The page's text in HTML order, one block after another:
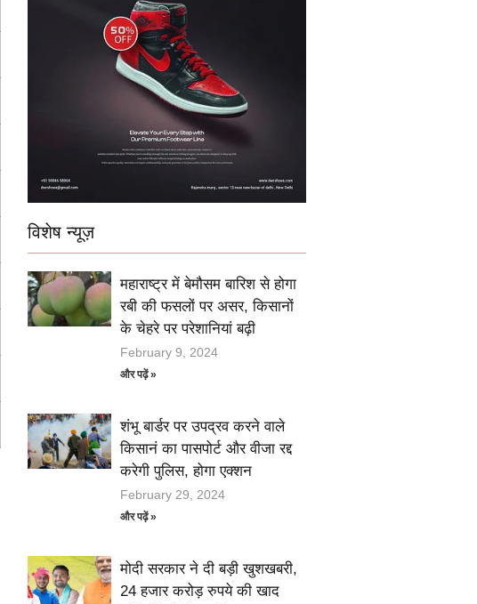
विशेष न्यूज़
महाराष्ट्र में बेमौसम बारिश से होगा
रबी की फसलों पर असर, किसानों
के चेहरे पर परेशानियां बढ़ी
February 9, 2024
और पढ़ें »
शंभू बार्डर पर उपद्रव करने वाले
किसानं का पासपोर्ट और वीजा रद्द
करेगी पुलिस, होगा एक्शन
February 29, 2024
और पढ़ें »
मोदी सरकार ने दी बड़ी खुशखबरी,
24 हजार करोड़ रुपये की खाद